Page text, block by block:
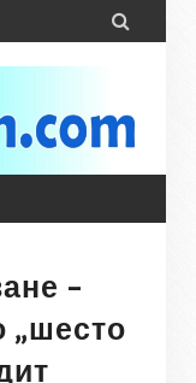

–
„шесто